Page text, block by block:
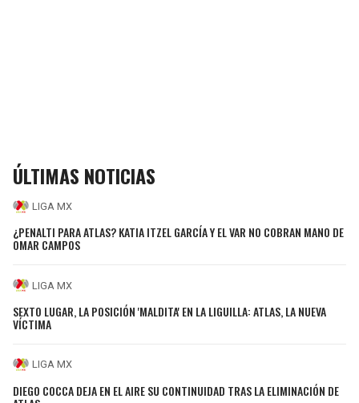
ÚLTIMAS NOTICIAS
LIGA MX
¿PENALTI PARA ATLAS? KATIA ITZEL GARCÍA Y EL VAR NO COBRAN MANO DE
OMAR CAMPOS
LIGA MX
SEXTO LUGAR, LA POSICIÓN 'MALDITA' EN LA LIGUILLA: ATLAS, LA NUEVA
VÍCTIMA
LIGA MX
DIEGO COCCA DEJA EN EL AIRE SU CONTINUIDAD TRAS LA ELIMINACIÓN DE